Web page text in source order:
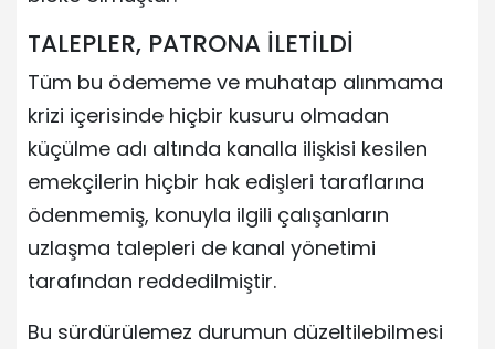
TALEPLER, PATRONA İLETİLDİ
Tüm bu ödememe ve muhatap alınmama
krizi içerisinde hiçbir kusuru olmadan
küçülme adı altında kanalla ilişkisi kesilen
emekçilerin hiçbir hak edişleri taraflarına
ödenmemiş, konuyla ilgili çalışanların
uzlaşma talepleri de kanal yönetimi
tarafından reddedilmiştir.
Bu sürdürülemez durumun düzeltilebilmesi